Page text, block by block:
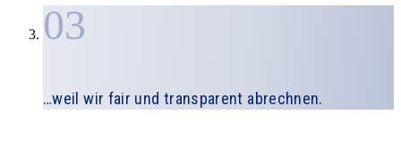
03
…weil wir fair und transparent abrechnen.